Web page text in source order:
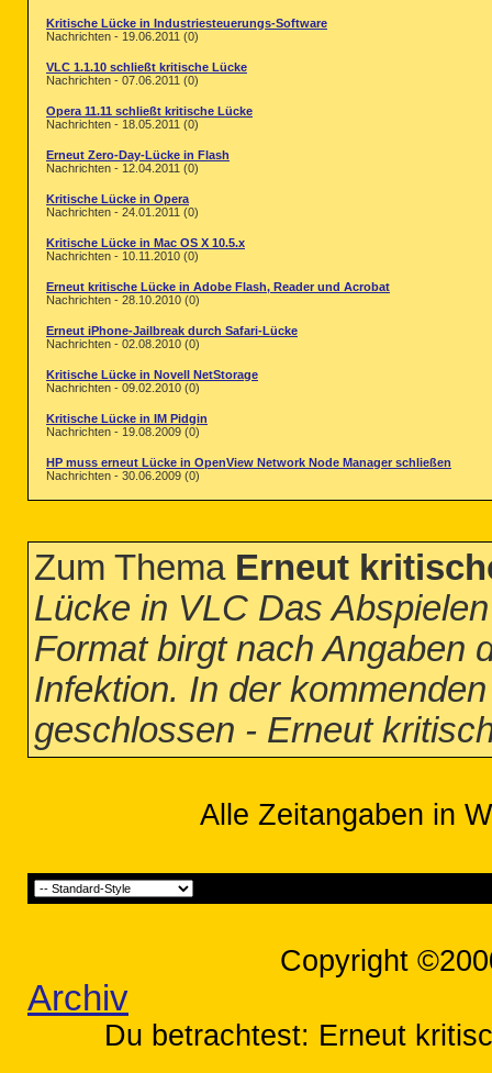
Kritische Lücke in Industriesteuerungs-Software
Nachrichten - 19.06.2011 (0)
VLC 1.1.10 schließt kritische Lücke
Nachrichten - 07.06.2011 (0)
Opera 11.11 schließt kritische Lücke
Nachrichten - 18.05.2011 (0)
Erneut Zero-Day-Lücke in Flash
Nachrichten - 12.04.2011 (0)
Kritische Lücke in Opera
Nachrichten - 24.01.2011 (0)
Kritische Lücke in Mac OS X 10.5.x
Nachrichten - 10.11.2010 (0)
Erneut kritische Lücke in Adobe Flash, Reader und Acrobat
Nachrichten - 28.10.2010 (0)
Erneut iPhone-Jailbreak durch Safari-Lücke
Nachrichten - 02.08.2010 (0)
Kritische Lücke in Novell NetStorage
Nachrichten - 09.02.2010 (0)
Kritische Lücke in IM Pidgin
Nachrichten - 19.08.2009 (0)
HP muss erneut Lücke in OpenView Network Node Manager schließen
Nachrichten - 30.06.2009 (0)
Zum Thema Erneut
Lücke in VLC Das
Format birgt nach Angaben
Infektion. In der
geschlossen - Erneut
Alle Zeitangaben in
Copyright
Archiv
Du betrachtest: Erneut